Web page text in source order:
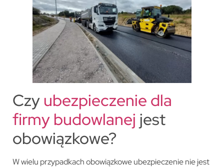
Czy ubezpieczenie dla
firmy budowlanej jest
obowiązkowe?
W wielu przypadkach obowiązkowe ubezpieczenie nie jest